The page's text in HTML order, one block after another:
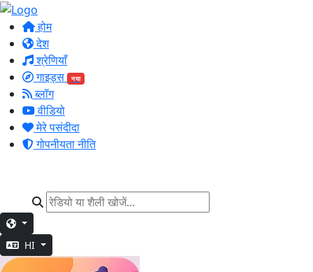
होम
देश
श्रेणियाँ
गाइड्स
नया
ब्लॉग
वीडियो
मेरे पसंदीदा
गोपनीयता नीति
HI